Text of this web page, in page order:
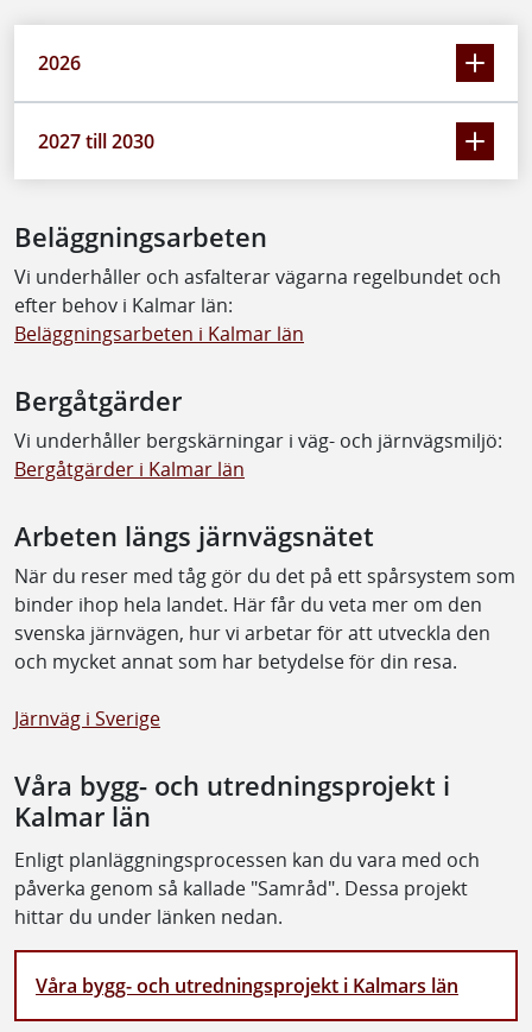
2026
2027 till 2030
Beläggningsarbeten
Vi underhåller och asfalterar vägarna regelbundet och
efter behov i Kalmar län:
Beläggningsarbeten i Kalmar län
Bergåtgärder
Vi underhåller bergskärningar i väg- och järnvägsmiljö:
Bergåtgärder i Kalmar län
Arbeten längs järnvägsnätet
När du reser med tåg gör du det på ett spårsystem som
binder ihop hela landet. Här får du veta mer om den
svenska järnvägen, hur vi arbetar för att utveckla den
och mycket annat som har betydelse för din resa.
Järnväg i Sverige
Våra bygg- och utredningsprojekt i
Kalmar län
Enligt planläggningsprocessen kan du vara med och
påverka genom så kallade "Samråd". Dessa projekt
hittar du under länken nedan.
Våra bygg- och utredningsprojekt i Kalmars län